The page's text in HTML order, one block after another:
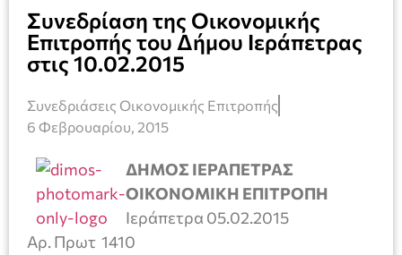
Συνεδρίαση της Οικονομικής
Επιτροπής του Δήμου Ιεράπετρας
στις 10.02.2015
Συνεδριάσεις Οικονομικής Επιτροπής
6 Φεβρουαρίου, 2015
ΔΗΜΟΣ ΙΕΡΑΠΕΤΡΑΣ
ΟΙΚΟΝΟΜΙΚΗ ΕΠΙΤΡΟΠΗ
Ιεράπετρα 05.02.2015
Αρ. Πρωτ 1410